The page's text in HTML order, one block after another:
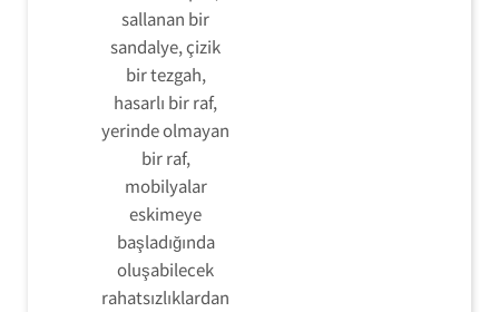
sallanan bir
sandalye, çizik
bir tezgah,
hasarlı bir raf,
yerinde olmayan
bir raf,
mobilyalar
eskimeye
başladığında
oluşabilecek
rahatsızlıklardan